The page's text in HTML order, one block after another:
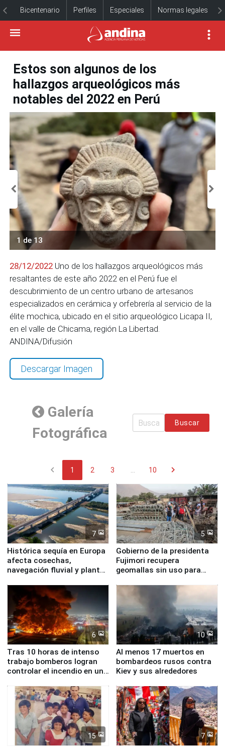
Bicentenario Perfiles Especiales Normas legales
Estos son algunos de los
hallazgos arqueológicos más
notables del 2022 en Perú
1 de 13
28/12/2022 Uno de los hallazgos arqueológicos más
resaltantes de este año 2022 en el Perú fue el
descubrimiento de un centro urbano de artesanos
especializados en cerámica y orfebrería al servicio de la
élite mochica, ubicado en el sitio arqueológico Licapa II,
en el valle de Chicama, región La Libertad.
ANDINA/Difusión
Descargar Imagen
Galería
Fotográfica
Buscar
chevron_left 1 2 3 ... 10 chevron_right
7
Histórica sequía en Europa
afecta cosechas,
navegación fluvial y plantas
5
Gobierno de la presidenta
Fujimori recupera
geomallas sin uso para
Fenómeno El Niño
6
Tras 10 horas de intenso
trabajo bomberos logran
controlar el incendio en una
de Chile
10
Al menos 17 muertos en
bombardeos rusos contra
Kiev y sus alrededores
15 7